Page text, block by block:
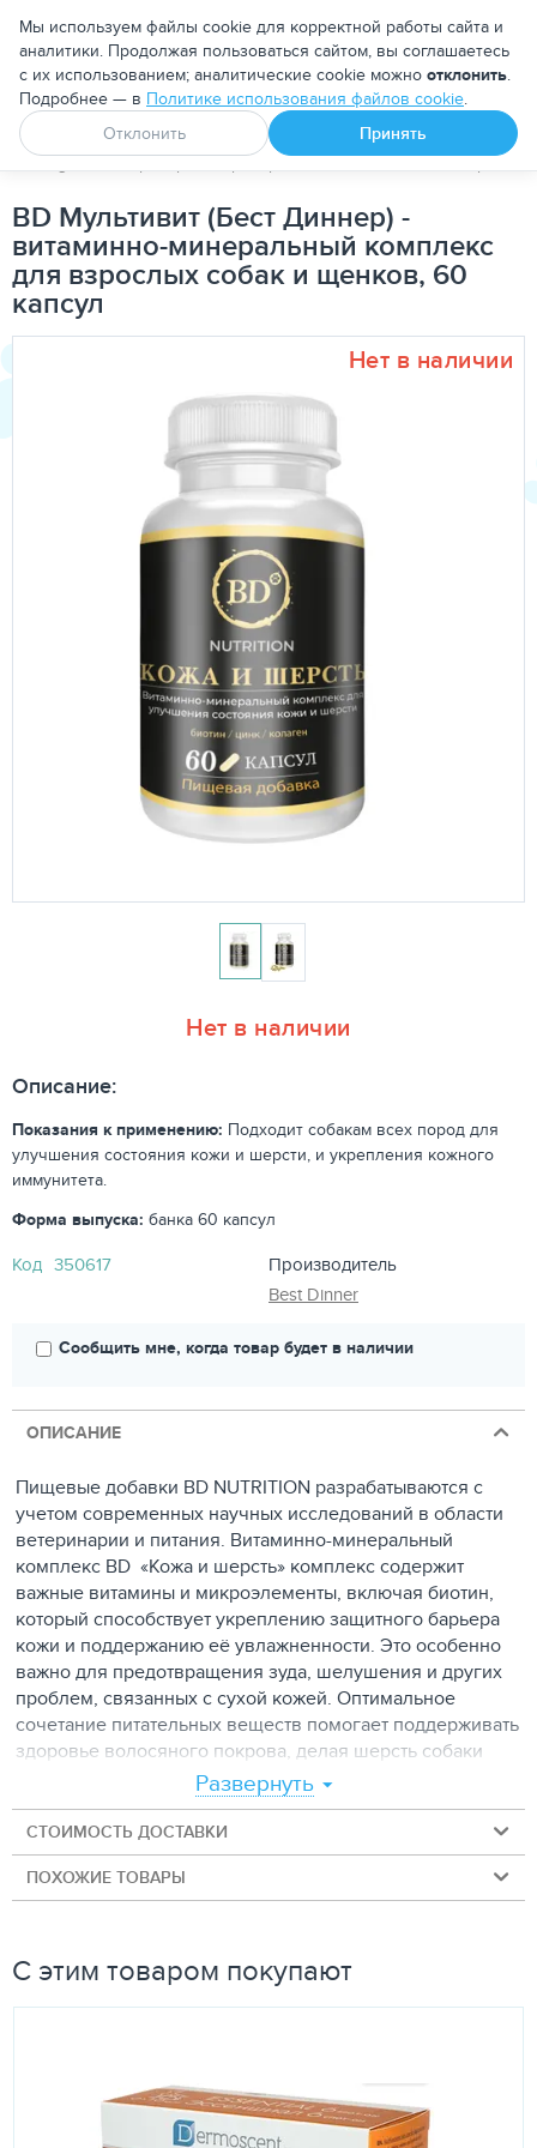
Москва
Апоквел Ветмедин От блох и клещей
PetDog Ветеринарные препараты Витамины и минералы
BD Мультивит (Бест Диннер) -
витаминно-минеральный комплекс
для взрослых собак и щенков, 60
капсул
Нет в наличии
Нет в наличии
Описание:
Показания к применению: Подходит собакам всех пород для
улучшения состояния кожи и шерсти, и укрепления кожного
иммунитета.
Форма выпуска: банка 60 капсул
Код 350617
Производитель
Best Dinner
Сообщить мне, когда товар будет в наличии
ОПИСАНИЕ
Пищевые добавки BD NUTRITION разрабатываются с
учетом современных научных исследований в области
ветеринарии и питания. Витаминно-минеральный
комплекс BD «Кожа и шерсть» комплекс содержит
важные витамины и микроэлементы, включая биотин,
который способствует укреплению защитного барьера
кожи и поддержанию её увлажненности. Это особенно
важно для предотвращения зуда, шелушения и других
проблем, связанных с сухой кожей. Оптимальное
сочетание питательных веществ помогает поддерживать
здоровье волосяного покрова, делая шерсть собаки
гладкой, блестящей и густой. Это не только придает
животному красивый внешний вид, но и
свидетельствует об общем хорошем состоянии его
организма. Говяжий коллаген в составе способствует
поддержанию упругости и эластичности кожи. У собак,
особенно более старшего возраста, эластичность кожи
дискомфорту и сухости. Говяжий коллаген помогает
сохранить естественную эластичность кожи.
говяжий, микрокристаллическая целлюлоза, витамин С,
витамин Е, комплексная пищевая добавка «аромат
Развернуть
СТОИМОСТЬ ДОСТАВКИ
ПОХОЖИЕ ТОВАРЫ
С этим товаром покупают
Мы используем файлы cookie для корректной работы сайта и
аналитики. Продолжая пользоваться сайтом, вы соглашаетесь
с их использованием; аналитические cookie можно отклонить.
Подробнее — в Политике использования файлов cookie.
Отклонить
Принять